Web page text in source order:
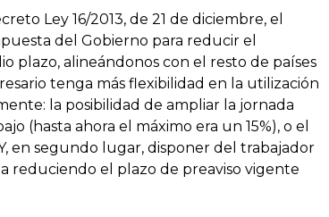
Ley 16/2013, de 21 de diciembre, el
del Gobierno para reducir el
plazo, alineándonos con el resto de países
tenga más flexibilidad en la utilización
la posibilidad de ampliar la jornada
(hasta ahora el máximo era un 15%), o el
en segundo lugar, disponer del trabajador
reduciendo el plazo de preaviso vigente